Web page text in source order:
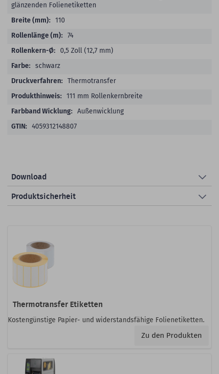
glänzenden Folienetiketten
110
74
0,5 Zoll (12,7 mm)
schwarz
Thermotransfer
111 mm Rollenkernbreite
Außenwicklung
4059312148807
Download
Produktsicherheit
Thermotransfer Etiketten
Kostengünstige Papier- und widerstandsfähige Folienetiketten.
Zu den Produkten